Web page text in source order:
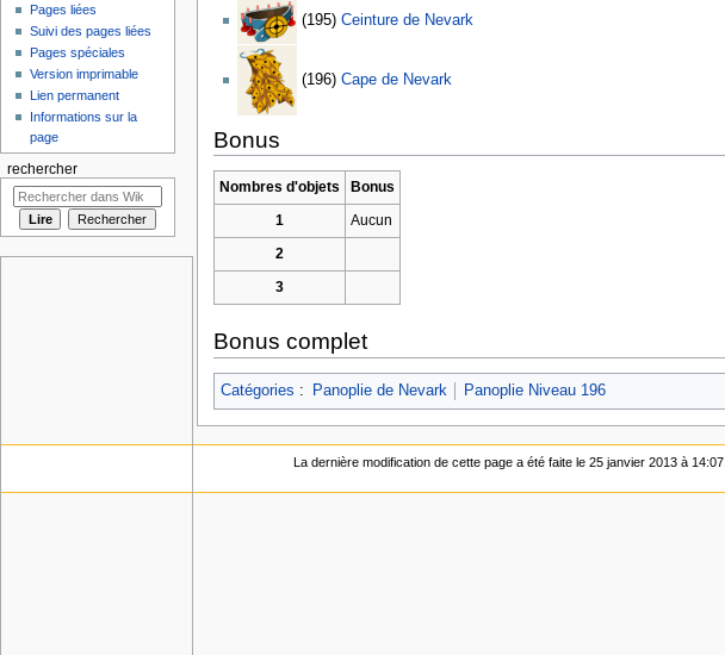
(195)Ceinture de Nevark
(196)Cape de Nevark
Bonus
Nombres d'objets
Bonus
1
Aucun
2
3
Bonus complet
Catégories : Panoplie de Nevark Panoplie Niveau 196
Pages liées
Suivi des pages liées
Pages spéciales
Version imprimable
Lien permanent
Informations sur la
page
rechercher
La dernière modification de cette page a été faite le 25 janvier 2013 à 14:07.